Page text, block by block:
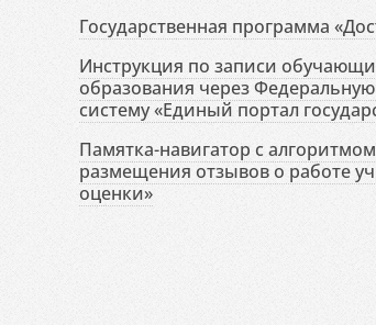
Государственная программа
Инструкция по записи
образования через
систему «Единый портал
Памятка-навигатор с
размещения отзывов о работе
оценки»